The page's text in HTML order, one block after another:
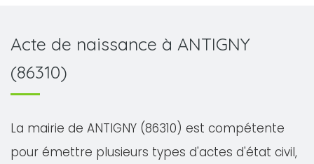
Acte de naissance à ANTIGNY
(86310)
La mairie de ANTIGNY (86310) est compétente
pour émettre plusieurs types d'actes d'état civil,